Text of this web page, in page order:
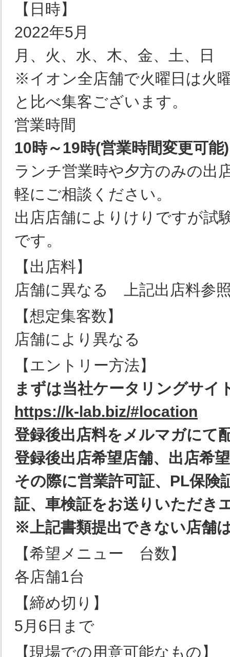
【日時】
2022年5月
月、火、水、木、金、土、日
※イオン全店舗で火曜日は火
と比べ集客ございます。
営業時間
10時～19時(営業時間変更可
ランチ営業時や夕方のみの出
軽にご相談ください。
出店店舗によりけりですが試
です。
【出店料】
店舗に異なる 上記出店料参
【想定集客数】
店舗により異なる
【エントリー方法】
まずは当社ケータリングサイ
https://k-lab.biz/#location
登録後出店料をメルマガにて
登録後出店希望店舗、出店希
その際に営業許可証、PL保険
証、車検証をお送りいただき
※上記書類提出できない店舗
【希望メニュー 台数】
各店舗1台
【締め切り】
5月6日まで
【現場での用意可能なもの】